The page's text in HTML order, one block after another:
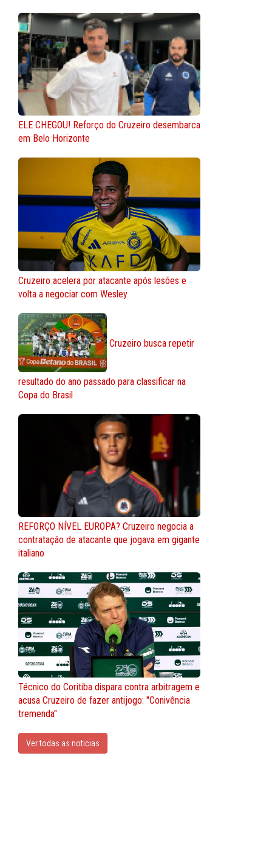
ELE CHEGOU! Reforço do Cruzeiro desembarca
em Belo Horizonte
Cruzeiro acelera por atacante após lesões e
volta a negociar com Wesley
Cruzeiro busca repetir
resultado do ano passado para classificar na
Copa do Brasil
REFORÇO NÍVEL EUROPA? Cruzeiro negocia a
contratação de atacante que jogava em gigante
italiano
Técnico do Coritiba dispara contra arbitragem e
acusa Cruzeiro de fazer antijogo: "Conivência
tremenda"
Ver todas as noticias